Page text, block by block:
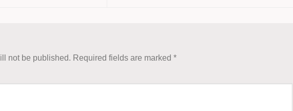
not be published. Required fields are marked *